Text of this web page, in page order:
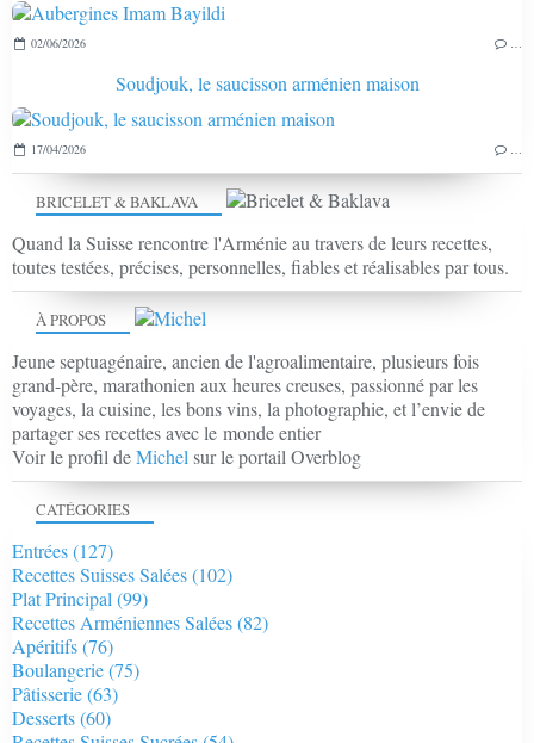
BRICELET & BAKLAVA
Quand la Suisse rencontre l'Arménie au travers de leurs recettes,
toutes testées, précises, personnelles, fiables et réalisables par tous.
À PROPOS
Jeune septuagénaire, ancien de l'agroalimentaire, plusieurs fois
grand-père, marathonien aux heures creuses, passionné par les
voyages, la cuisine, les bons vins, la photographie, et l’envie de
partager ses recettes avec le monde entier
Voir le profil deMichel sur le portail Overblog
02/06/2026
Soudjouk, le saucisson arménien maison
17/04/2026
CATÉGORIES
Entrées(127)
Recettes Suisses Salées(102)
Plat Principal (99)
Recettes Arméniennes Salées(82)
Apéritifs(76)
Boulangerie(75)
Pâtisserie(63)
Desserts(60)